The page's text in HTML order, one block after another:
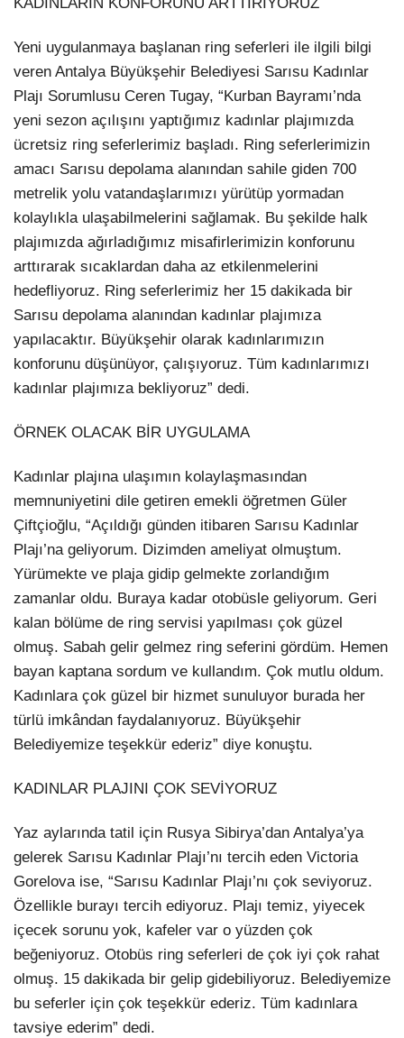
Yeni uygulanmaya başlanan ring seferleri ile ilgili bilgi
veren Antalya Büyükşehir Belediyesi Sarısu Kadınlar
Plajı Sorumlusu Ceren Tugay, “Kurban Bayramı’nda
yeni sezon açılışını yaptığımız kadınlar plajımızda
ücretsiz ring seferlerimiz başladı. Ring seferlerimizin
amacı Sarısu depolama alanından sahile giden 700
metrelik yolu vatandaşlarımızı yürütüp yormadan
kolaylıkla ulaşabilmelerini sağlamak. Bu şekilde halk
plajımızda ağırladığımız misafirlerimizin konforunu
arttırarak sıcaklardan daha az etkilenmelerini
hedefliyoruz. Ring seferlerimiz her 15 dakikada bir
Sarısu depolama alanından kadınlar plajımıza
yapılacaktır. Büyükşehir olarak kadınlarımızın
konforunu düşünüyor, çalışıyoruz. Tüm kadınlarımızı
kadınlar plajımıza bekliyoruz” dedi.
ÖRNEK OLACAK BİR UYGULAMA
Kadınlar plajına ulaşımın kolaylaşmasından
memnuniyetini dile getiren emekli öğretmen Güler
Çiftçioğlu, “Açıldığı günden itibaren Sarısu Kadınlar
Plajı’na geliyorum. Dizimden ameliyat olmuştum.
Yürümekte ve plaja gidip gelmekte zorlandığım
zamanlar oldu. Buraya kadar otobüsle geliyorum. Geri
kalan bölüme de ring servisi yapılması çok güzel
olmuş. Sabah gelir gelmez ring seferini gördüm. Hemen
bayan kaptana sordum ve kullandım. Çok mutlu oldum.
Kadınlara çok güzel bir hizmet sunuluyor burada her
türlü imkândan faydalanıyoruz. Büyükşehir
Belediyemize teşekkür ederiz” diye konuştu.
KADINLAR PLAJINI ÇOK SEVİYORUZ
Yaz aylarında tatil için Rusya Sibirya’dan Antalya’ya
gelerek Sarısu Kadınlar Plajı’nı tercih eden Victoria
Gorelova ise, “Sarısu Kadınlar Plajı’nı çok seviyoruz.
Özellikle burayı tercih ediyoruz. Plajı temiz, yiyecek
içecek sorunu yok, kafeler var o yüzden çok
beğeniyoruz. Otobüs ring seferleri de çok iyi çok rahat
olmuş. 15 dakikada bir gelip gidebiliyoruz. Belediyemize
bu seferler için çok teşekkür ederiz. Tüm kadınlara
tavsiye ederim” dedi.